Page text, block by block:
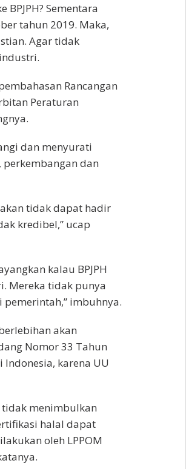
Sementara
tahun 2019. Maka,
Agar tidak
Rancangan
Peraturan
dan menyurati
perkembangan dan
tidak dapat hadir
kredibel,” ucap
kalau BPJPH
Mereka tidak punya
imbuhnya.
akan
Nomor 33 Tahun
karena UU
tidak menimbulkan
halal dapat
oleh LPPOM